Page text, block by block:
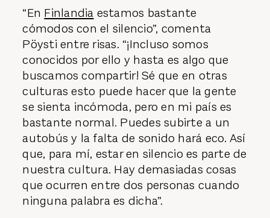
“En Finlandia estamos bastante
cómodos con el silencio”, comenta
Pöysti entre risas. “¡Incluso somos
conocidos por ello y hasta es algo que
buscamos compartir! Sé que en otras
culturas esto puede hacer que la gente
se sienta incómoda, pero en mi país es
bastante normal. Puedes subirte a un
autobús y la falta de sonido hará eco. Así
que, para mí, estar en silencio es parte de
nuestra cultura. Hay demasiadas cosas
que ocurren entre dos personas cuando
ninguna palabra es dicha”.